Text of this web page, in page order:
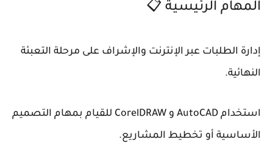
المهام الرئيسية 📋
إدارة الطلبات عبر الإنترنت والإشراف على مرحلة التعبئة
النهائية.
استخدام AutoCAD و CorelDRAW للقيام بمهام التصميم
الأساسية أو تخطيط المشاريع.